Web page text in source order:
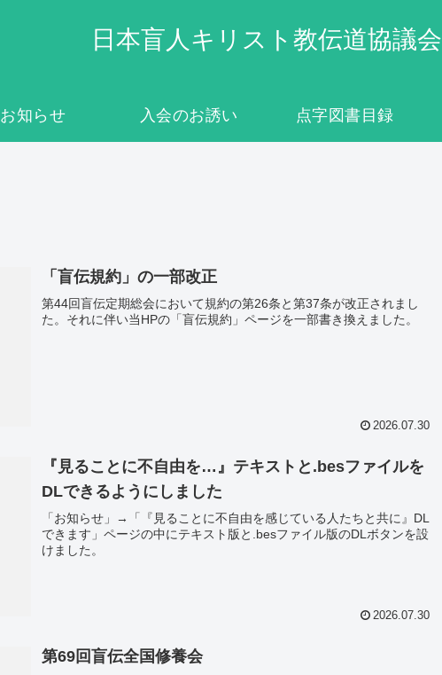
日本盲人キリスト教伝道協議会
お知らせ 入会のお誘い 点字図書目録
「盲伝規約」の一部改正
第44回盲伝定期総会において規約の第26条と第37条が改正されまし
た。それに伴い当HPの「盲伝規約」ページを一部書き換えました。
2026.07.30
『見ることに不自由を…』テキストと.besファイルを
DLできるようにしました
「お知らせ」→「『見ることに不自由を感じている人たちと共に』DL
できます」ページの中にテキスト版と.besファイル版のDLボタンを設
けました。
2026.07.30
第69回盲伝全国修養会